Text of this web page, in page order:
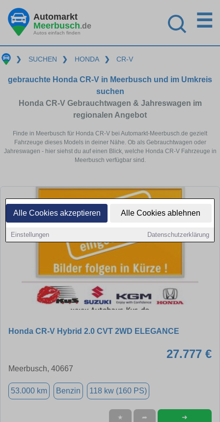
Alle Cookies akzeptieren Alle Cookies ablehnen
Einstellungen Datenschutzerklärung
Automarkt
Meerbusch.de
Autos einfach finden
☰
❯ SUCHEN ❯ HONDA ❯ CR-V
gebrauchte Honda CR-V in Meerbusch und im Umkreis
suchen
Honda CR-V Gebrauchtwagen & Jahreswagen im
regionalen Angebot
Finde in Meerbusch für Honda CR-V bei Automarkt-Meerbusch.de gezielt
Fahrzeuge dieses Models in deiner Nähe. Ob als Gebrauchtwagen oder
Jahreswagen - hier siehst du auf einen Blick, welche Honda CR-V Fahrzeuge in
Meerbusch verfügbar sind.
Honda CR-V Hybrid 2.0 CVT 2WD ELEGANCE
27.777 €
Meerbusch, 40667
53.000 km Benzin 118 kw (160 PS)
★ ➦ ➜